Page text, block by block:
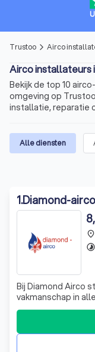
Trustoo arrow_forward_ios Airco
Airco installateurs
Bekijk de top 10
omgeving op
installatie, reparatie
Alle diensten
1.Diamond-airco
Bij Diamond Airco
vakmanschap in
de montage en
waarbij we
topprioriteiten
installatie uniek is
place
timelapse